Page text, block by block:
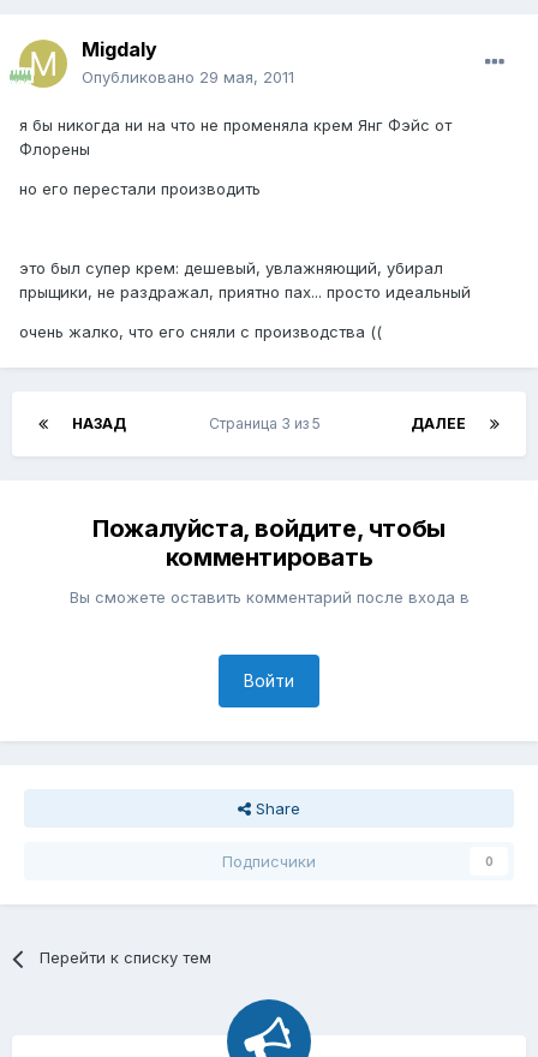
Migdaly
Опубликовано 29 мая, 2011
я бы никогда ни на что не променяла крем Янг Фэйс от
Флорены
но его перестали производить
это был супер крем: дешевый, увлажняющий, убирал
прыщики, не раздражал, приятно пах... просто идеальный
очень жалко, что его сняли с производства ((
НАЗАД ДАЛЕЕ
Страница 3 из 5
Пожалуйста, войдите, чтобы
комментировать
Вы сможете оставить комментарий после входа в
Войти
Share
Подписчики 0
Перейти к списку тем